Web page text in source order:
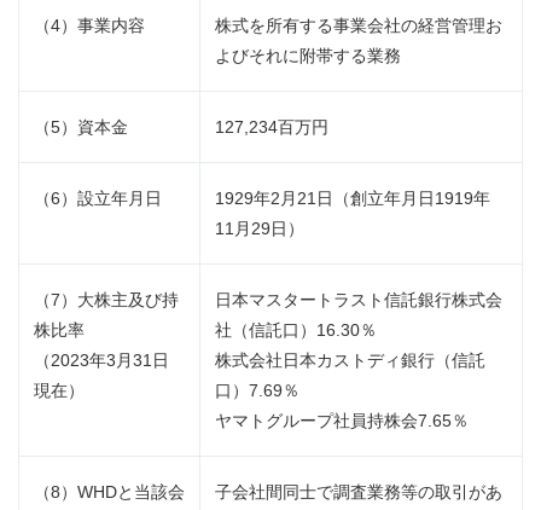
（4）事業内容
株式を所有する事業会社の経営管理お
よびそれに附帯する業務
（5）資本金 127,234百万円
（6）設立年月日
1929年2月21日（創立年月日1919年
11月29日）
（7）大株主及び持
株比率
（2023年3月31日
現在）
日本マスタートラスト信託銀行株式会
社（信託口）16.30％
株式会社日本カストディ銀行（信託
口）7.69％
ヤマトグループ社員持株会7.65％
（8）WHDと当該会
子会社間同士で調査業務等の取引があ